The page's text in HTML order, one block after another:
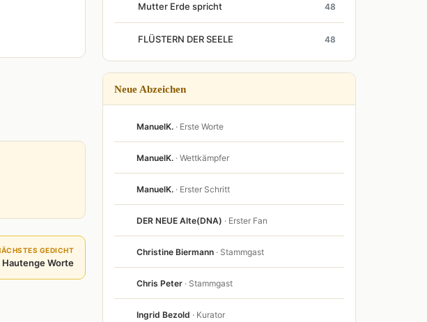
GEDICHT
Hautenge Worte
Mutter Erde spricht 48
FLÜSTERN DER SEELE 48
Neue Abzeichen
ManuelK. · Erste Worte
ManuelK. · Wettkämpfer
ManuelK. · Erster Schritt
DER NEUE Alte(DNA) · Erster Fan
Christine Biermann · Stammgast
Chris Peter · Stammgast
Ingrid Bezold · Kurator